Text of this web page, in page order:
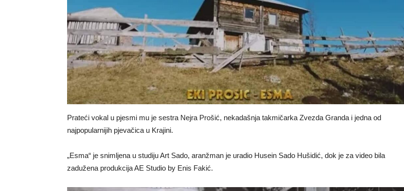
Prateći vokal u pjesmi mu je sestra Nejra Prošić, nekadašnja takmičarka Zvezda Granda i jedna od
najpopularnijih pjevačica u Krajini.
„Esma“ je snimljena u studiju Art Sado, aranžman je uradio Husein Sado Hušidić, dok je za video bila
zadužena produkcija AE Studio by Enis Fakić.